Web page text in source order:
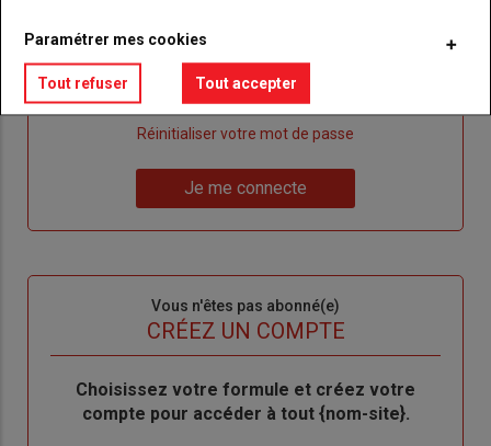
Body
Connectez-vous à votre compte pour profiter
de votre abonnement
Lien
Je m'inscrit
de
Réinitialiser votre mot de passe
me
Je me connecte
Vous n'êtes pas abonné(e)
CRÉEZ UN COMPTE
BodyChoisissez votre formule et créez votre
compte pour accéder à tout {nom-site}.
Paramétrer mes cookies
Tout refuser Tout accepter